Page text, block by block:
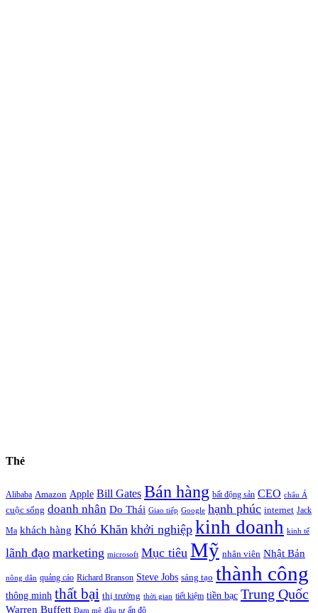
Thẻ
Alibaba Amazon Apple Bill Gates Bán hàng bất động sản CEO châu Á
cuộc sống doanh nhân Do Thái Giao tiếp Google hạnh phúc internet Jack
Ma khách hàng Khó Khăn khởi nghiệp kinh doanh kinh tế
lãnh đạo marketing microsoft Mục tiêu Mỹ nhân viên Nhật Bản
nông dân quảng cáo Richard Branson Steve Jobs sáng tạo thành công
thông minh thất bại thị trường thời gian tiết kiệm tiền bạc Trung Quốc
Warren Buffett Đam mê đầu tư ấn độ